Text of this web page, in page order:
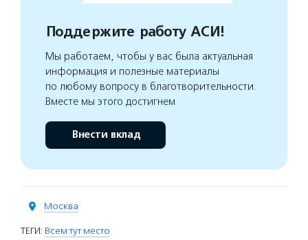
Поддержите работу АСИ!
Мы работаем, чтобы у вас была актуальная
информация и полезные материалы
по любому вопросу в благотворительности.
Вместе мы этого достигнем
Внести вклад
Москва
ТЕГИ: Всем тут место